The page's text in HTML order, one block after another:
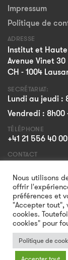
Impressum
Politique de
ADRESSE
Institut et
Avenue Vinet 30
CH - 1004
SECRÉTARIAT:
Lundi au jeudi :
Vendredi : 8h00
TÉLÉPHONE
+41 21 556 40 00
CONTACT
Formulaire
Nous utilisons
offrir
préférences et
"Accepter tout",
cookies.
cookies" pour
Politique de